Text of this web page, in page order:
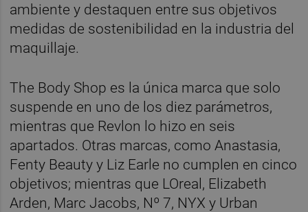
ambiente y destaquen entre sus objetivos
medidas de sostenibilidad en la industria del
maquillaje.
The Body Shop es la única marca que solo
suspende en uno de los diez parámetros,
mientras que Revlon lo hizo en seis
apartados. Otras marcas, como Anastasia,
Fenty Beauty y Liz Earle no cumplen en cinco
objetivos; mientras que LOreal, Elizabeth
Arden, Marc Jacobs, Nº 7, NYX y Urban